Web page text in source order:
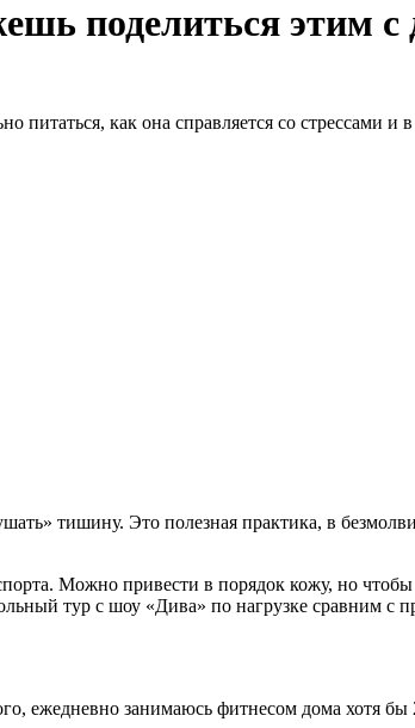
поделиться этим с
как она справляется со стрессами и
тишину. Это полезная практика, в
Можно привести в порядок кожу, но
тур с шоу «Дива» по нагрузке сравним с
ежедневно занимаюсь фитнесом дома хотя